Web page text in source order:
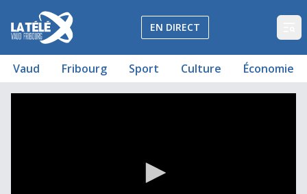
La Télé - Télévision régionale Vaud et Fribourg
EN DIRECT
Vaud Fribourg Sport Culture Économie